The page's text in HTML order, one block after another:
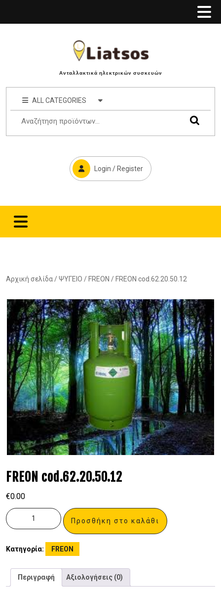
Ανταλλακτικά ηλεκτρικών συσκευών
ALL CATEGORIES
Login / Register
Αρχική σελίδα /ΨΥΓΕΙΟ / FREON / FREON cod.62.20.50.12
FREON cod.62.20.50.12
€0.00
Προσθήκη στο καλάθι
Κατηγορία: FREON
Περιγραφή Αξιολογήσεις (0)